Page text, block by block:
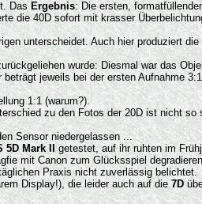
DasErgebnis: Die ersten,
die 40D sofort mit krasser
unterscheidet. Auch hier produziert die
wurde: Diesmal war das
jeweils bei der ersten Aufnahme
1:1 (warum?).
zu den Fotos der 20D ist nicht
Sensor niedergelassen ...
5D Mark IIgetestet, auf ihr ruhten im
mit Canon zum Glücksspiel
Praxis nicht zuverlässig belichtet.
Display!), die leider auch auf die7D